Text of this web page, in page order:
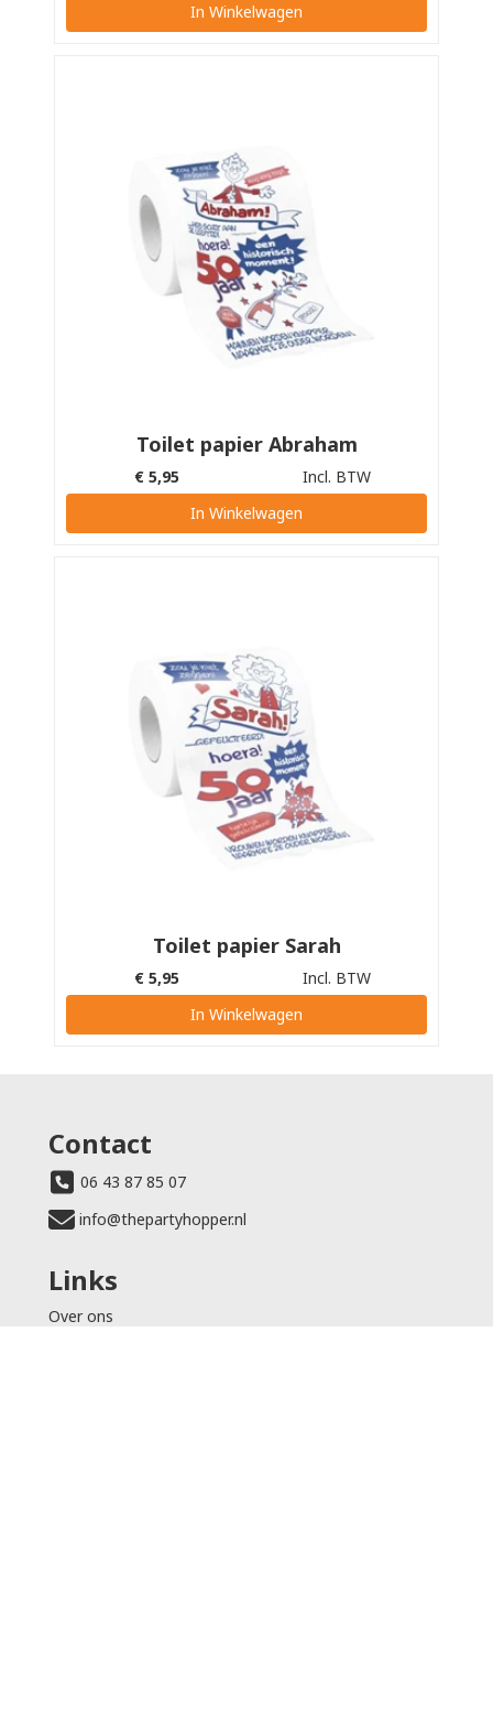
In Winkelwagen
Toilet papier Abraham
€ 5,95
Incl. BTW
In Winkelwagen
Toilet papier Sarah
€ 5,95
Incl. BTW
In Winkelwagen
Contact
06 43 87 85 07
info@thepartyhopper.nl
Links
Over ons